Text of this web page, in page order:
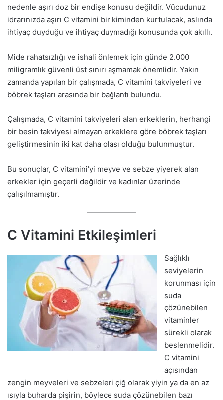
nedenle aşırı doz bir endişe konusu değildir. Vücudunuz
idrarınızda aşırı C vitamini birikiminden kurtulacak, aslında
ihtiyaç duyduğu ve ihtiyaç duymadığı konusunda çok akıllı.
Mide rahatsızlığı ve ishali önlemek için günde 2.000
miligramlık güvenli üst sınırı aşmamak önemlidir. Yakın
zamanda yapılan bir çalışmada, C vitamini takviyeleri ve
böbrek taşları arasında bir bağlantı bulundu.
Çalışmada, C vitamini takviyeleri alan erkeklerin, herhangi
bir besin takviyesi almayan erkeklere göre böbrek taşları
geliştirmesinin iki kat daha olası olduğu bulunmuştur.
Bu sonuçlar, C vitamini’yi meyve ve sebze yiyerek alan
erkekler için geçerli değildir ve kadınlar üzerinde
çalışılmamıştır.
C Vitamini Etkileşimleri
Sağlıklı
seviyelerin
korunması için
suda
çözünebilen
vitaminler
sürekli olarak
beslenmelidir.
C vitamini
açısından
zengin meyveleri ve sebzeleri çiğ olarak yiyin ya da en az
ısıyla buharda pişirin, böylece suda çözünebilen bazı